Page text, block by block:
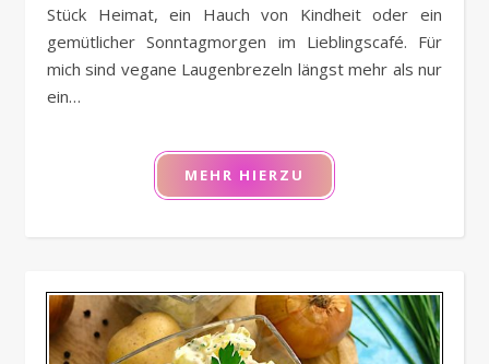
Stück Heimat, ein Hauch von Kindheit oder ein
gemütlicher Sonntagmorgen im Lieblingscafé. Für
mich sind vegane Laugenbrezeln längst mehr als nur
ein…
MEHR HIERZU